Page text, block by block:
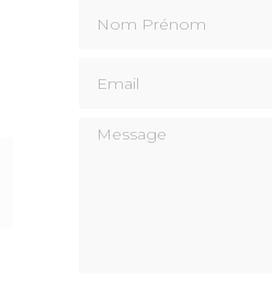
Message